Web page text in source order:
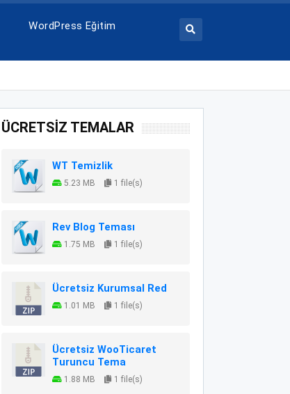
WordPress Eğitim
ÜCRETSİZ TEMALAR
WT Temizlik
5.23 MB 1 file(s)
Rev Blog Teması
1.75 MB 1 file(s)
Ücretsiz Kurumsal Red
1.01 MB 1 file(s)
Ücretsiz WooTicaret
Turuncu Tema
1.88 MB 1 file(s)